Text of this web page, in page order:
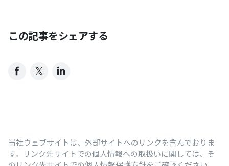
この記事をシェアする
当社ウェブサイトは、外部サイトへのリンクを含んでおりま
す。リンク先サイトでの個人情報への取扱いに関しては、そ